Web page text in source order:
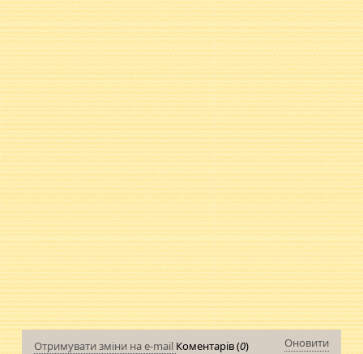
Отримувати зміни на e-mail Коментарів (0)
Оновити